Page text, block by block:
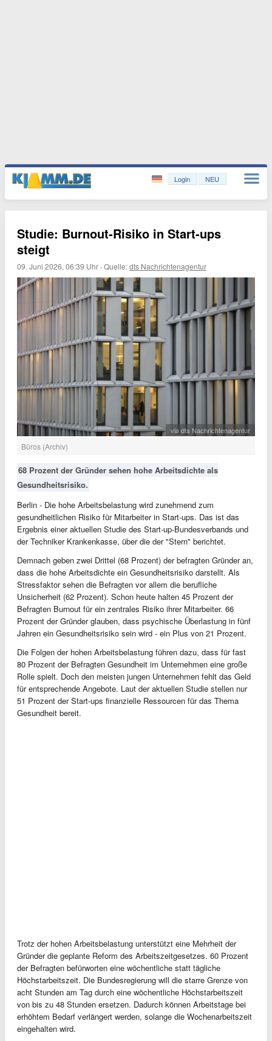
Login NEU
Studie: Burnout-Risiko in Start-ups
steigt
09. Juni 2026, 06:39 Uhr ·Quelle:dts Nachrichtenagentur
via dts Nachrichtenagentur
Büros (Archiv)
68 Prozent der Gründer sehen hohe Arbeitsdichte als
Gesundheitsrisiko.
Berlin - Die hohe Arbeitsbelastung wird zunehmend zum
gesundheitlichen Risiko für Mitarbeiter in Start-ups. Das ist das
Ergebnis einer aktuellen Studie des Start-up-Bundesverbands und
der Techniker Krankenkasse, über die der "Stern" berichtet.
Demnach geben zwei Drittel (68 Prozent) der befragten Gründer an,
dass die hohe Arbeitsdichte ein Gesundheitsrisiko darstellt. Als
Stressfaktor sehen die Befragten vor allem die berufliche
Unsicherheit (62 Prozent). Schon heute halten 45 Prozent der
Befragten Burnout für ein zentrales Risiko ihrer Mitarbeiter. 66
Prozent der Gründer glauben, dass psychische Überlastung in fünf
Jahren ein Gesundheitsrisiko sein wird - ein Plus von 21 Prozent.
Die Folgen der hohen Arbeitsbelastung führen dazu, dass für fast
80 Prozent der Befragten Gesundheit im Unternehmen eine große
Rolle spielt. Doch den meisten jungen Unternehmen fehlt das Geld
für entsprechende Angebote. Laut der aktuellen Studie stellen nur
51 Prozent der Start-ups finanzielle Ressourcen für das Thema
Gesundheit bereit.
Trotz der hohen Arbeitsbelastung unterstützt eine Mehrheit der
Gründer die geplante Reform des Arbeitszeitgesetzes. 60 Prozent
der Befragten befürworten eine wöchentliche statt tägliche
Höchstarbeitszeit. Die Bundesregierung will die starre Grenze von
acht Stunden am Tag durch eine wöchentliche Höchstarbeitszeit
von bis zu 48 Stunden ersetzen. Dadurch können Arbeitstage bei
erhöhtem Bedarf verlängert werden, solange die Wochenarbeitszeit
eingehalten wird.